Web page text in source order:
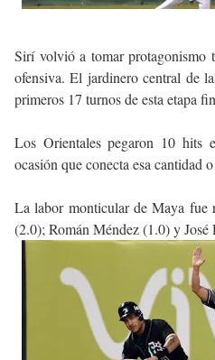
Sirí volvió a tomar protagonismo
ofensiva. El jardinero central de
primeros 17 turnos de esta etapa
Los Orientales pegaron 10 hits
ocasión que conecta esa cantidad
La labor monticular de Maya fue
(2.0); Román Méndez (1.0) y